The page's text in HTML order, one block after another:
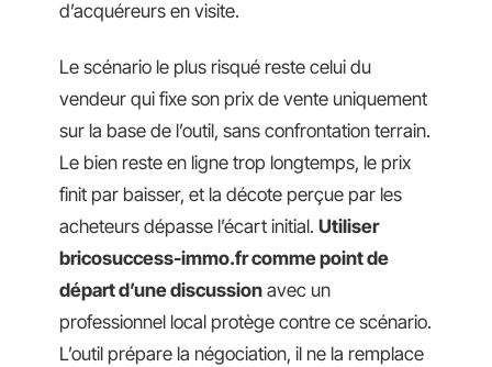
d’acquéreurs en visite.
Le scénario le plus risqué reste celui du
vendeur qui fixe son prix de vente uniquement
sur la base de l’outil, sans confrontation terrain.
Le bien reste en ligne trop longtemps, le prix
finit par baisser, et la décote perçue par les
acheteurs dépasse l’écart initial. Utiliser
bricosuccess-immo.fr comme point de
départ d’une discussion avec un
professionnel local protège contre ce scénario.
L’outil prépare la négociation, il ne la remplace